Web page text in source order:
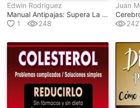
Edwin Rodriguez
Manual Antipajas: Supera La Adición A La Masturbación Y La Pornografía ► Un Manual Práctico Para Superar Ese Vicio Que No Te Deja Ser Libre Y Te Atormenta
1
248
242